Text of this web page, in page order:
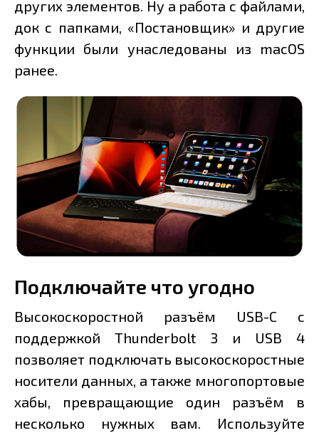
других элементов. Ну а работа с файлами,
док с папками, «Постановщик» и другие
функции были унаследованы из macOS
ранее.
Подключайте что угодно
Высокоскоростной разъём USB-C с
поддержкой Thunderbolt 3 и USB 4
позволяет подключать высокоскоростные
носители данных, а также многопортовые
хабы, превращающие один разъём в
несколько нужных вам. Используйте